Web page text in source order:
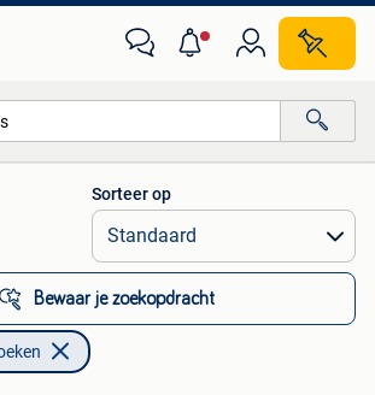
Alle afstanden…
Sorteer op
Bewaar je zoekopdracht